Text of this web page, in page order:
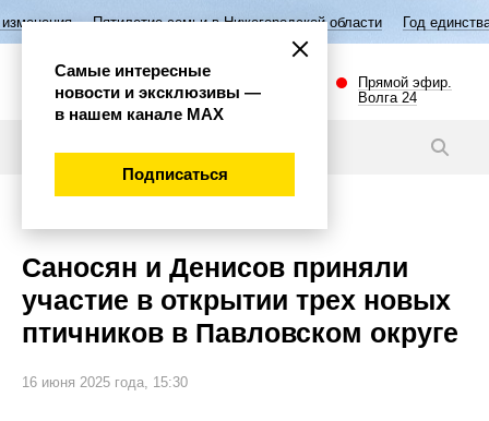
семьи в Нижегородской области Год единства народов России
Прямой эфир.
Волга 24
Саносян и Денисов приняли
участие в открытии трех новых
птичников в Павловском округе
16 июня 2025 года, 15:30
Самые интересные
новости и эксклюзивы —
в нашем канале МАХ
Подписаться